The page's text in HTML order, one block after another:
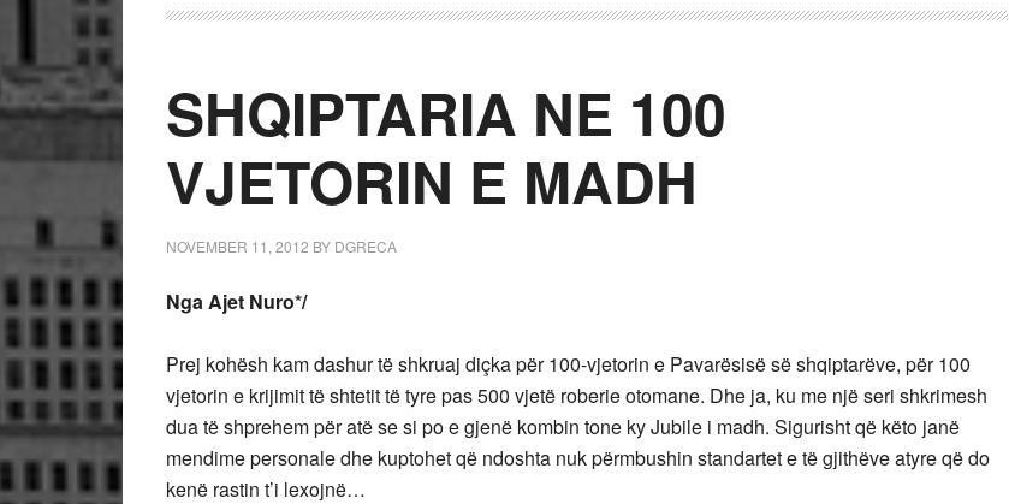
SHQIPTARIA NE 100
VJETORIN E MADH
NOVEMBER 11, 2012 BY DGRECA
Nga Ajet Nuro*/
Prej kohësh kam dashur të shkruaj diçka për 100-vjetorin e Pavarësisë së shqiptarëve, për 100
vjetorin e krijimit të shtetit të tyre pas 500 vjetë roberie otomane. Dhe ja, ku me një seri shkrimesh
dua të shprehem për atë se si po e gjenë kombin tone ky Jubile i madh. Sigurisht që këto janë
mendime personale dhe kuptohet që ndoshta nuk përmbushin standartet e të gjithëve atyre që do
kenë rastin t’i lexojnë…